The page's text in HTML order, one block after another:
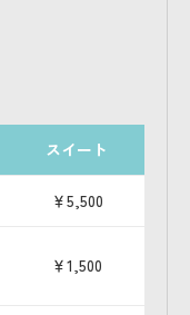
スイート
￥5,500
￥1,500